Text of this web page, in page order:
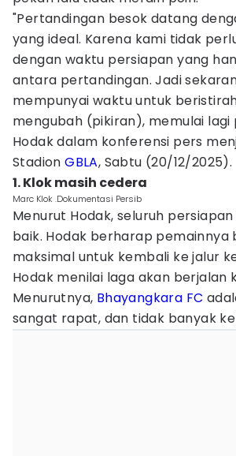
"Pertandingan besok datang
yang ideal. Karena kami tidak
dengan waktu persiapan yang
antara pertandingan. Jadi
mempunyai waktu untuk
mengubah (pikiran), memulai lagi
Hodak dalam konferensi pers
StadionGBLA, Sabtu (20/12/2025).
1. Klok masih cedera
Marc Klok .Dokumentasi Persib
Menurut Hodak, seluruh
baik. Hodak berharap pemainnya
maksimal untuk kembali ke jalur
Hodak menilai laga akan berjalan
Menurutnya, Bhayangkara FC
sangat rapat, dan tidak banyak